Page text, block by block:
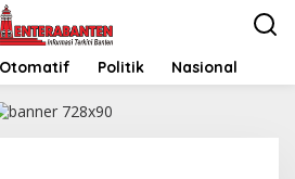
Otomatif Politik Nasional